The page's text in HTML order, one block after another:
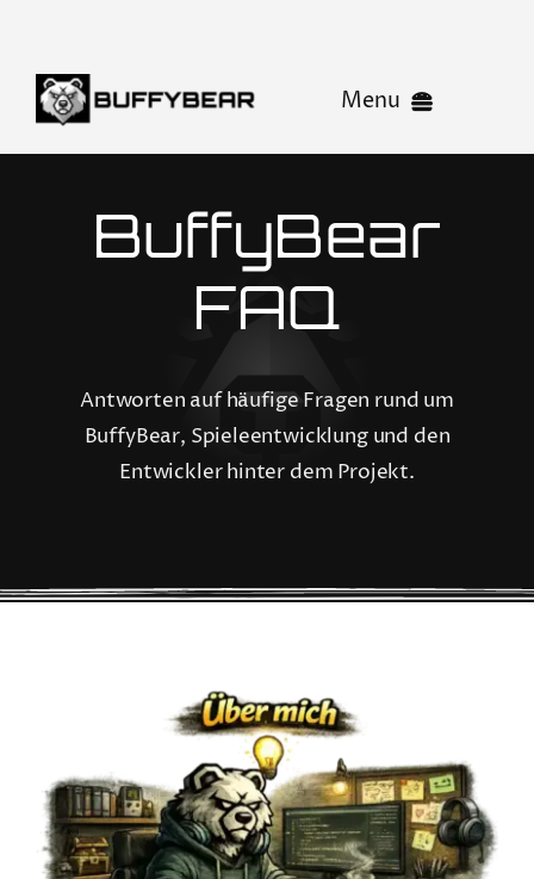
content
Menu
BUFFYBEAR
Studio
BuffyBear
FAQ
Antworten auf häufige Fragen rund um
BuffyBear, Spieleentwicklung und den
Entwickler hinter dem Projekt.